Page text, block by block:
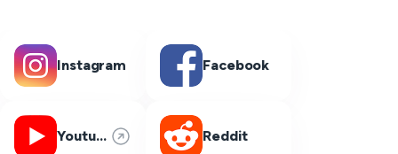
Instagram Facebook
Youtube Reddit